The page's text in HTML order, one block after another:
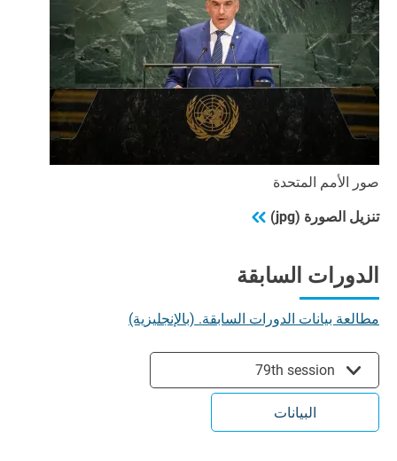
صور الأمم المتحدة
تنزيل الصورة (jpg)
الدورات السابقة
مطالعة بيانات الدورات السابقة. (بالإنجليزية)
79th session
البيانات